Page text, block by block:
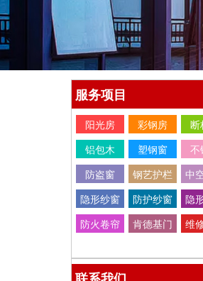
服务项目
阳光房 彩钢房
断
铝包木
塑钢窗
不
防盗窗
钢艺护栏
中
隐形纱窗
防护纱窗
隐
防火卷帘
肯德基门
维
调理亚健